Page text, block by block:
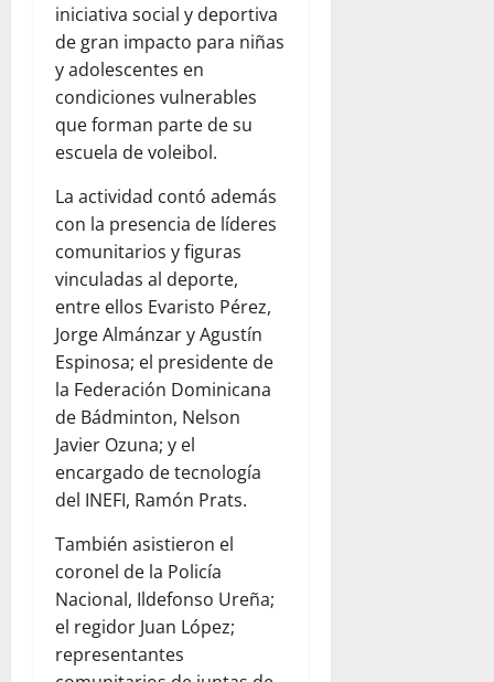
iniciativa social y deportiva
de gran impacto para niñas
y adolescentes en
condiciones vulnerables
que forman parte de su
escuela de voleibol.
La actividad contó además
con la presencia de líderes
comunitarios y figuras
vinculadas al deporte,
entre ellos Evaristo Pérez,
Jorge Almánzar y Agustín
Espinosa; el presidente de
la Federación Dominicana
de Bádminton, Nelson
Javier Ozuna; y el
encargado de tecnología
del INEFI, Ramón Prats.
También asistieron el
coronel de la Policía
Nacional, Ildefonso Ureña;
el regidor Juan López;
representantes